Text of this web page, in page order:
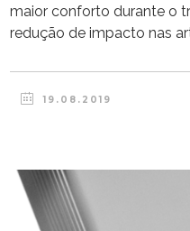
maior conforto durante o
redução de impacto nas
19.08.2019